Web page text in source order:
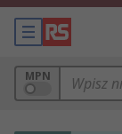
MPN